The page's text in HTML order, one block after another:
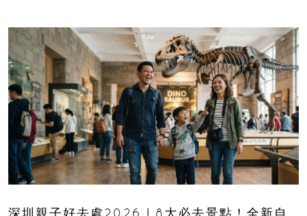
深圳親子好去處2026｜8大必去景點！全新自